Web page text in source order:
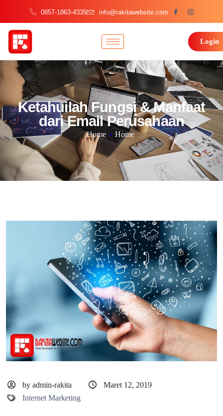
0857-1863-4335 info@rakitawebsite.com
Login
Ketahuilah Fungsi & Manfaat
dari Email Perusahaan
Home » Home
by admin-rakita
Maret 12, 2019
Internet Marketing